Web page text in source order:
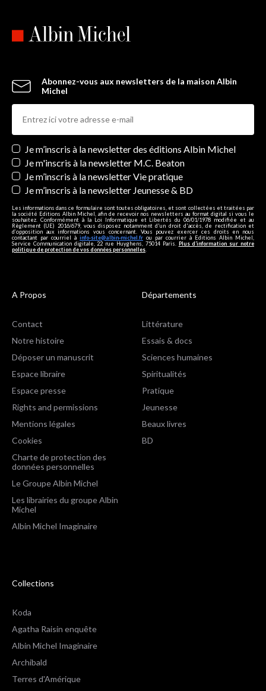
Abonnez-vous aux newsletters de la maison Albin
Michel
Newsletters
Je m’inscris à la newsletter des éditions Albin Michel
Je m'inscris à la newsletter M.C. Beaton
Je m’inscris à la newsletter Vie pratique
Je m’inscris à la newsletter Jeunesse & BD
Les informations dans ce formulaire sont toutes obligatoires, et sont collectées et traitées par
la société Editions Albin Michel, afin de recevoir nos newsletters au format digital si vous le
souhaitez. Conformément à la Loi Informatique et Libertés du 06/01/1978 modifiée et au
Règlement (UE) 2016/679, vous disposez notamment d'un droit d'accès, de rectification et
d’opposition aux informations vous concernant. Vous pouvez exercer ces droits en nous
contactant par courriel à info-site@albin-michel.fr ou par courrier à Editions Albin Michel,
Service Communication digitale, 22 rue Huyghens, 75014 Paris. Plus d’information sur notre
politique de protection de vos données personnelles
A Propos
Contact
Notre histoire
Déposer un manuscrit
Espace libraire
Espace presse
Rights and permissions
Mentions légales
Cookies
Charte de protection des
données personnelles
Le Groupe Albin Michel
Les librairies du groupe Albin
Michel
Albin Michel Imaginaire
Départements
Littérature
Essais & docs
Sciences humaines
Spiritualités
Pratique
Jeunesse
Beaux livres
BD
Collections
Koda
Agatha Raisin enquête
Albin Michel Imaginaire
Archibald
Terres d'Amérique